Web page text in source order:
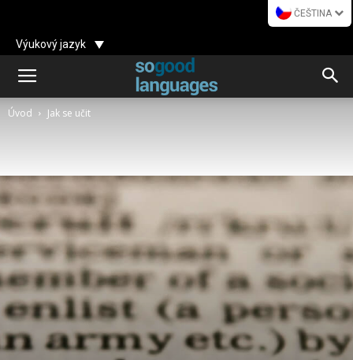
ČEŠTINA
Výukový jazyk
Úvod Jak se učit